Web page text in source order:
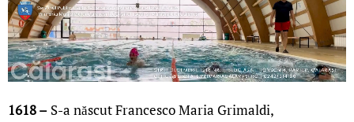
1618 – S-a născut Francesco Maria Grimaldi,